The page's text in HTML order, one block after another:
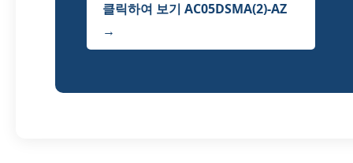
클릭하여 보기 AC05DSMA(2)-AZ
→